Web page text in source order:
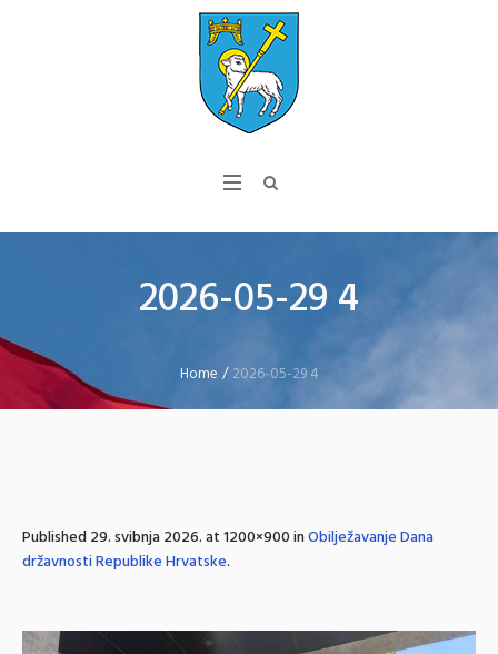
2026-05-29 4
Home /2026-05-29 4
Published29. svibnja 2026.at 1200×900 inObilježavanje Dana
državnosti Republike Hrvatske.